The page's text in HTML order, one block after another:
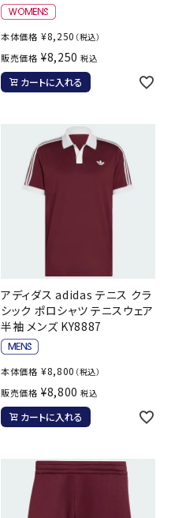
本体価格 ¥8,250 （税込）
販売価格 ¥8,250 税込
カートに入れる
アディダス adidas テニス クラ
シック ポロシャツ テニスウェア
半袖 メンズ KY8887
本体価格 ¥8,800 （税込）
販売価格 ¥8,800 税込
カートに入れる